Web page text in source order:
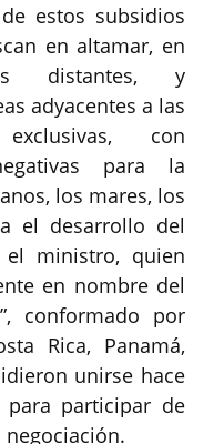
estos subsidios
en altamar, en
distantes, y
adyacentes a las
con
para la
los mares, los
el desarrollo del
el ministro, quien
en nombre del
conformado por
Rica, Panamá,
unirse hace
participar de